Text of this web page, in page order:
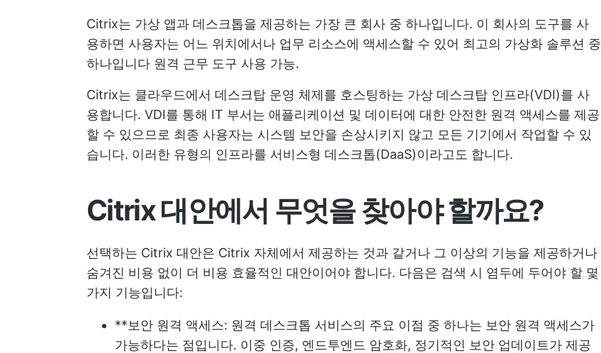
Citrix는 가상 앱과 데스크톱을 제공하는 가장 큰 회사 중 하나입니다. 이 회사의 도구를 사
용하면 사용자는 어느 위치에서나 업무 리소스에 액세스할 수 있어 최고의 가상화 솔루션 중
하나입니다 원격 근무 도구 사용 가능.
Citrix는 클라우드에서 데스크탑 운영 체제를 호스팅하는 가상 데스크탑 인프라(VDI)를 사
용합니다. VDI를 통해 IT 부서는 애플리케이션 및 데이터에 대한 안전한 원격 액세스를 제공
할 수 있으므로 최종 사용자는 시스템 보안을 손상시키지 않고 모든 기기에서 작업할 수 있
습니다. 이러한 유형의 인프라를 서비스형 데스크톱(DaaS)이라고도 합니다.
Citrix 대안에서 무엇을 찾아야 할까요?
선택하는 Citrix 대안은 Citrix 자체에서 제공하는 것과 같거나 그 이상의 기능을 제공하거나
숨겨진 비용 없이 더 비용 효율적인 대안이어야 합니다. 다음은 검색 시 염두에 두어야 할 몇
가지 기능입니다:
**보안 원격 액세스: 원격 데스크톱 서비스의 주요 이점 중 하나는 보안 원격 액세스가
가능하다는 점입니다. 이중 인증, 엔드투엔드 암호화, 정기적인 보안 업데이트가 제공